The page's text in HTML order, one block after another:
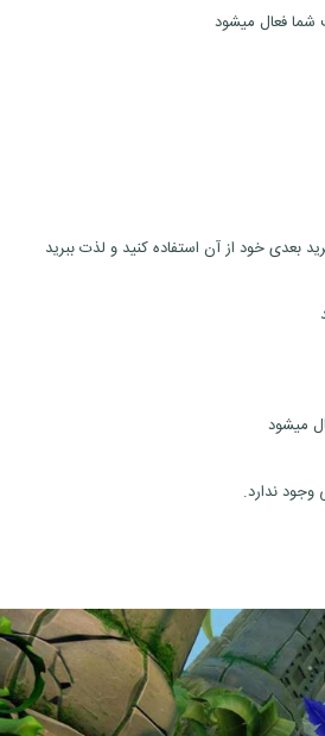
بعدی خود از آن استفاده کنید و لذت ببرید
میشود